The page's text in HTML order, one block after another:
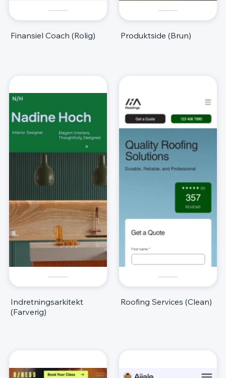
Finansiel Coach (Rolig) Produktside (Brun)
Indretningsarkitekt
(Farverig)
Roofing Services (Clean)